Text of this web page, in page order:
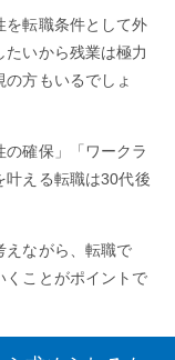
を転職条件として外
いから残業は極力
方もいるでしょ
確保」「ワークラ
叶える転職は30代後
えながら、転職で
くことがポイントで